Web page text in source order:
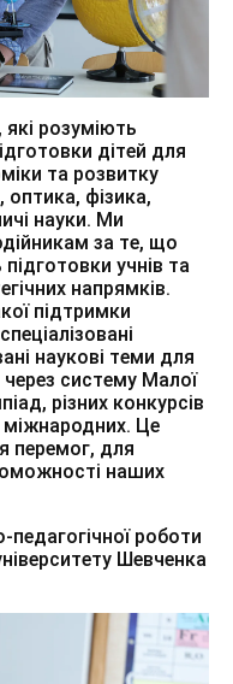
розуміють
дітей для
та розвитку
оптика, фізика,
науки. Ми
за те, що
учнів та
напрямків.
підтримки
наукові теми для
систему Малої
різних конкурсів
міжнародних. Це
перемог, для
наших
роботи
Шевченка